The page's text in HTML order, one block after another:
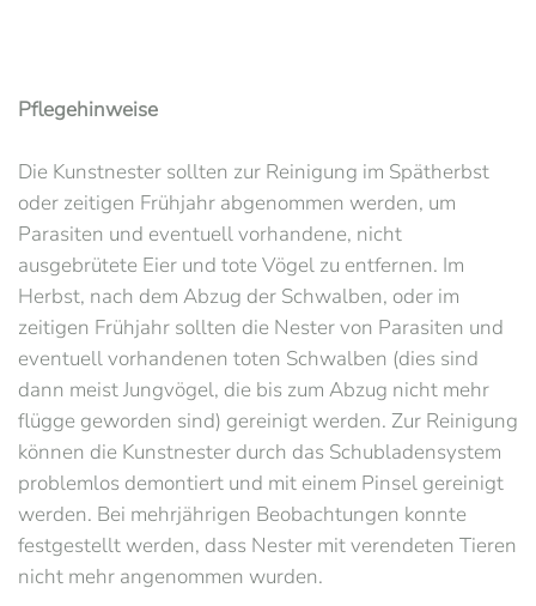
Pflegehinweise
Die Kunstnester sollten zur Reinigung im Spätherbst
oder zeitigen Frühjahr abgenommen werden, um
Parasiten und eventuell vorhandene, nicht
ausgebrütete Eier und tote Vögel zu entfernen. Im
Herbst, nach dem Abzug der Schwalben, oder im
zeitigen Frühjahr sollten die Nester von Parasiten und
eventuell vorhandenen toten Schwalben (dies sind
dann meist Jungvögel, die bis zum Abzug nicht mehr
flügge geworden sind) gereinigt werden. Zur Reinigung
können die Kunstnester durch das Schubladensystem
problemlos demontiert und mit einem Pinsel gereinigt
werden. Bei mehrjährigen Beobachtungen konnte
festgestellt werden, dass Nester mit verendeten Tieren
nicht mehr angenommen wurden.